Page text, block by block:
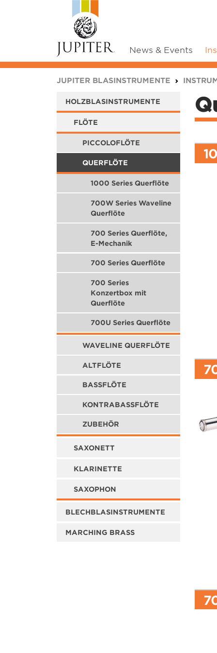
News & Events
JUPITER BLASINSTRUMENTE
HOLZBLASINSTRUMENTE
FLÖTE
PICCOLOFLÖTE
QUERFLÖTE
1000 Series Querflöte
700W Series Waveline
Querflöte
700 Series Querflöte,
E-Mechanik
700 Series Querflöte
700 Series
Konzertbox mit
Querflöte
700U Series Querflöte
WAVELINE QUERFLÖTE
ALTFLÖTE
BASSFLÖTE
KONTRABASSFLÖTE
ZUBEHÖR
SAXONETT
KLARINETTE
SAXOPHON
BLECHBLASINSTRUMENTE
MARCHING BRASS